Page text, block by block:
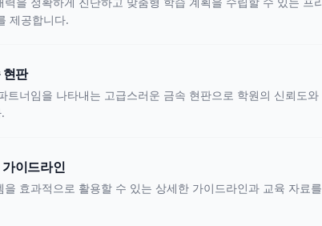
제공합니다.
판
트너임을 나타내는 고급스러운 금속 현판으로 학원의 신뢰도
이드라인
을 효과적으로 활용할 수 있는 상세한 가이드라인과 교육 자료를